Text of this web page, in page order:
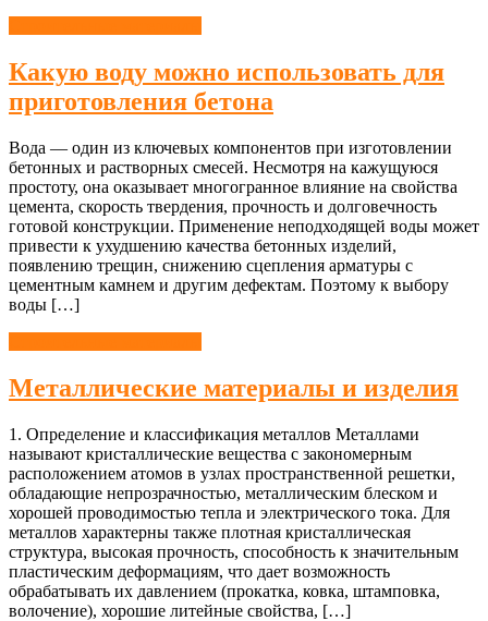
Какую воду можно использовать для
приготовления бетона
Вода — один из ключевых компонентов при изготовлении
бетонных и растворных смесей. Несмотря на кажущуюся
простоту, она оказывает многогранное влияние на свойства
цемента, скорость твердения, прочность и долговечность
готовой конструкции. Применение неподходящей воды может
привести к ухудшению качества бетонных изделий,
появлению трещин, снижению сцепления арматуры с
цементным камнем и другим дефектам. Поэтому к выбору
воды […]
Металлические материалы и изделия
1. Определение и классификация металлов Металлами
называют кристаллические вещества с закономерным
расположением атомов в узлах пространственной решетки,
обладающие непрозрачностью, металлическим блеском и
хорошей проводимостью тепла и электрического тока. Для
металлов характерны также плотная кристаллическая
структура, высокая прочность, способность к значительным
пластическим деформациям, что дает возможность
обрабатывать их давлением (прокатка, ковка, штамповка,
волочение), хорошие литейные свойства, […]